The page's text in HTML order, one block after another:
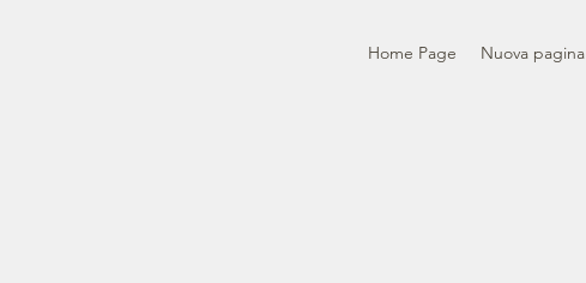
Home Page Nuova pagina